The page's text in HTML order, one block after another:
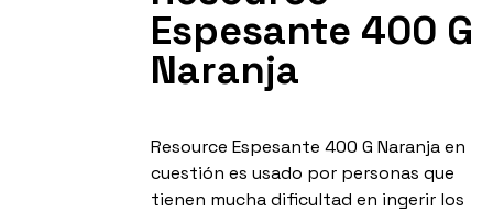
Espesante 400 G
Naranja
Resource Espesante 400 G Naranja en
cuestión es usado por personas que
tienen mucha dificultad en ingerir los